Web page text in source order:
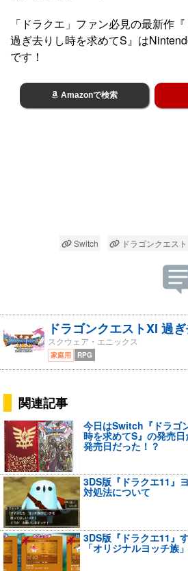
「ドラクエ」ファン必見の最新作
過ぎ去りし時を求めてS』は
です！
Amazonで検索
Switch ドラゴンクエスト
ドラゴンクエストXI 過
スクウェア・エニックス
家庭用 RPG
関連記事
今日はSwitch『ドラゴ
時を求めてS』の発売
発売日だった！？
3DS版『ドラクエ11』
対処法について
3DS版『ドラクエ11』
「オリジナルヨッチ族